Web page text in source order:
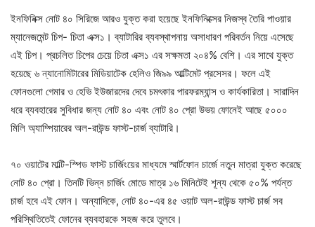
ইনফিনিক্স নোট ৪০ সিরিজে আরও যুক্ত করা হয়েছে ইনফিনিক্সের নিজস্ব তৈরি পাওয়ার
ম্যানেজমেন্ট চিপ- চিতা এক্স১। ব্যাটারির ব্যবস্থাপনায় অসাধারণ পরিবর্তন নিয়ে এসেছে
এই চিপ। প্রচলিত চিপের চেয়ে চিতা এক্স১ এর সক্ষমতা ২০৪% বেশি। এর সাথে যুক্ত
হয়েছে ৬ ন্যানোমিটারের মিডিয়াটেক হেলিও জি৯৯ আল্টিমেট প্রসেসর। ফলে এই
ফোনগুলো গেমার ও হেভি ইউজারদের দেবে চমৎকার পারফরম্যান্স ও কার্যকারিতা। সারাদিন
ধরে ব্যবহারের সুবিধার জন্য নোট ৪০ এবং নোট ৪০ প্রো উভয় ফোনেই আছে ৫০০০
মিলি অ্যাম্পিয়ারের অল-রাউন্ড ফাস্ট-চার্জ ব্যাটারি।
৭০ ওয়াটের মাল্টি-স্পিড ফাস্ট চার্জিংয়ের মাধ্যমে স্মার্টফোন চার্জে নতুন মাত্রা যুক্ত করেছে
নোট ৪০ প্রো। তিনটি ভিন্ন চার্জিং মোডে মাত্র ১৬ মিনিটেই শূন্য থেকে ৫০% পর্যন্ত
চার্জ হবে এই ফোন। অন্যাদিকে, নোট ৪০-এর ৪৫ ওয়াট অল-রাউন্ড ফাস্ট চার্জ সব
পরিস্থিতিতেই ফোনের ব্যবহারকে সহজ করে তুলবে।